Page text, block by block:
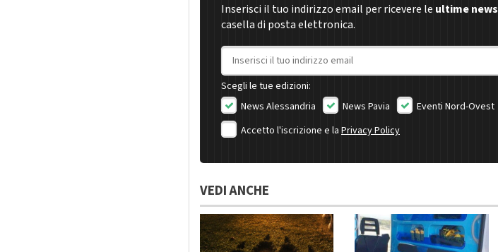
Inserisci il tuo indirizzo email per ricevere le ultime news
casella di posta elettronica.
Indirizzo email
Scegli le tue edizioni:
News Alessandria
News Pavia
Eventi Nord-Ovest
Accetto l'iscrizione e la Privacy Policy
VEDI ANCHE